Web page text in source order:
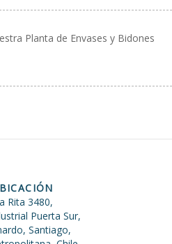
Planta de Envases y Bidones
Rita 3480,
Puerta Sur,
Santiago,